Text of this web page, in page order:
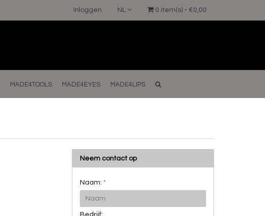
0 item(s) - €0,00
NL
Inloggen
MADE4TOOLS MADE4EYES MADE4LIPS
Neem contact op
Naam: *
Bedrijf: